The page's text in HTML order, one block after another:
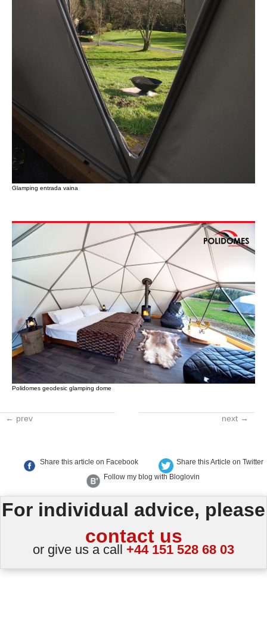
Glamping entrada vaina
Polidomes geodesic glamping dome
← prev next →
Share this article on Facebook
Share this Article on Twitter
Follow my blog with Bloglovin
For individual advice, please
contact us
or give us a call +44 151 528 68 03